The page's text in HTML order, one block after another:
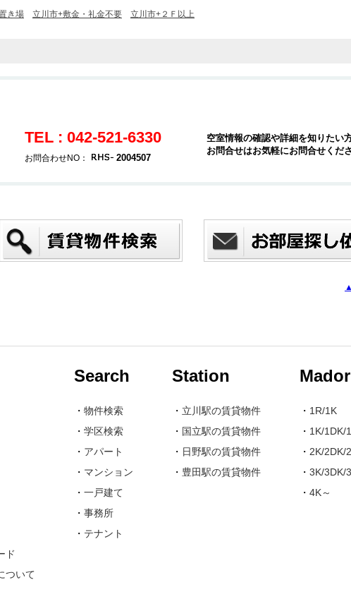
き場 立川市+敷金・礼金不要 立川市+２Ｆ以上
TEL : 042-521-6330
お問合わせNO： 2004507
空室情報の確認や詳細を知りたい
お問合せはお気軽にお問合せくだ
ド
ついて
Search
・ 物件検索
・ 学区検索
・ アパート
・ マンション
・ 一戸建て
・ 事務所
・ テナント
Station
・ 立川駅の賃貸物件
・ 国立駅の賃貸物件
・ 日野駅の賃貸物件
・ 豊田駅の賃貸物件
・ 1R/1K
・ 1K/1DK/
・ 2K/2DK/
・ 3K/3DK/
・ 4K～